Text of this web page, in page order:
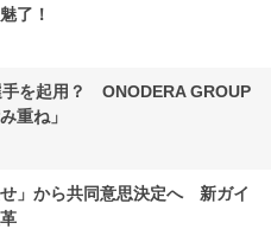
了！
手を起用？ ONODERA GROUP
重ね」
」から共同意思決定へ 新ガイ